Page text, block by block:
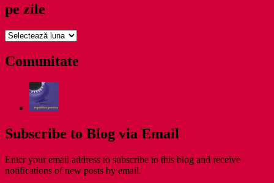
pe zile
pe
Comunitate
Subscribe to Blog via Email
Enter your email address to subscribe to this blog and receive
notifications of new posts by email.